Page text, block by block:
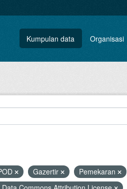
Kumpulan data Organisasi
Gazertir
Pemekaran